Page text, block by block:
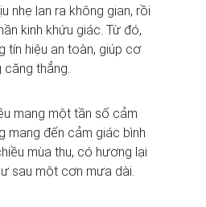
nhẹ lan ra không gian, rồi
kinh khứu giác. Từ đó,
tín hiệu an toàn, giúp cơ
căng thẳng.
mang một tần số cảm
mang đến cảm giác bình
mùa thu, có hương lại
sau một cơn mưa dài.